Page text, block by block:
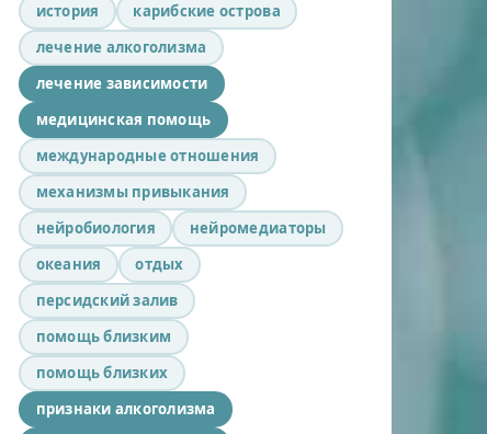
история
карибские острова
лечение алкоголизма
лечение зависимости
медицинская помощь
международные отношения
механизмы привыкания
нейробиология
нейромедиаторы
океания
отдых
персидский залив
помощь близким
помощь близких
признаки алкоголизма